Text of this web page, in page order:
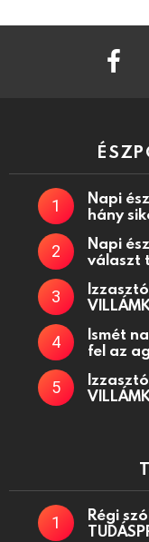
Napi
hány
Napi
választ
Ismét
fel az
Régi